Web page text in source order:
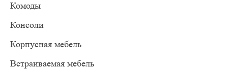
Комоды
Консоли
Корпусная мебель
Встраиваемая мебель